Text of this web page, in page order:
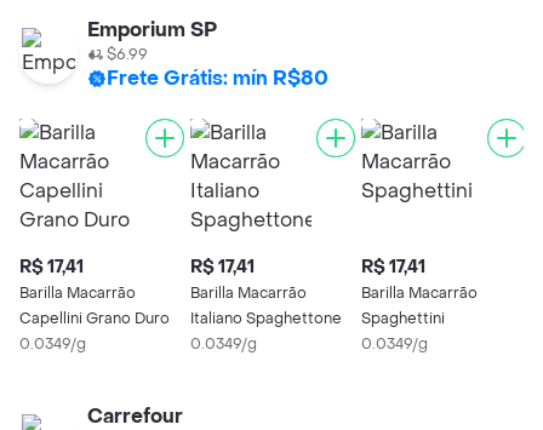
Emporium SP
$6.99
Frete Grátis: mín R$80
R$ 17,41
Barilla Macarrão
Capellini Grano Duro
0.0349/g
R$ 17,41
Barilla Macarrão
Italiano Spaghettone
0.0349/g
R$ 17,41
Barilla Macarrão
Spaghettini
0.0349/g
Carrefour